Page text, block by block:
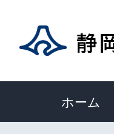
ホーム